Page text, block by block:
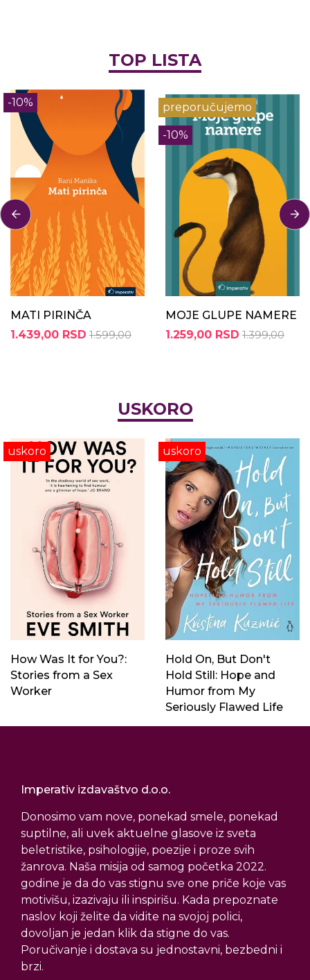
TOP LISTA
-10%
MATI PIRINČA
1.439,00 RSD 1.599,00
preporučujemo
-10%
MOJE GLUPE NAMERE
1.259,00 RSD 1.399,00
USKORO
uskoro
How Was It for You?:
Stories from a Sex
Worker
uskoro
Hold On, But Don't
Hold Still: Hope and
Humor from My
Seriously Flawed Life
Imperativ izdavaštvo d.o.o.
Donosimo vam nove, ponekad smele, ponekad
suptilne, ali uvek aktuelne glasove iz sveta
beletristike, psihologije, poezije i proze svih
žanrova. Naša misija od samog početka 2022.
godine je da do vas stignu sve one priče koje vas
motivišu, izazivaju ili inspirišu. Kada prepoznate
naslov koji želite da vidite na svojoj polici,
dovoljan je jedan klik da stigne do vas.
Poručivanje i dostava su jednostavni, bezbedni i
brzi.